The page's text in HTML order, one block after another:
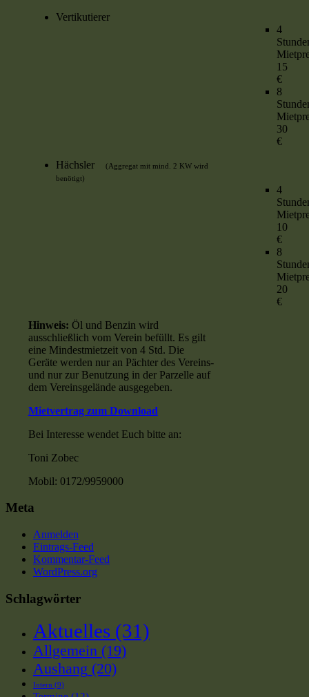
Vertikutierer
4
15
€
8
30
€
Hächsler
(Aggregat mit mind. 2 KW wird
benötigt)
4
10
€
8
20
€
Hinweis: Öl und Benzin wird
ausschließlich vom Verein befüllt. Es gilt
eine Mindestmietzeit von 4 Std. Die
Geräte werden nur an Pächter des Vereins-
und nur zur Benutzung in der Parzelle auf
dem Vereinsgelände ausgegeben.
Mietvertrag zum Download
Bei Interesse wendet Euch bitte an:
Toni Zobec
Mobil: 0172/9959000
Meta
Anmelden
Eintrags-Feed
Kommentar-Feed
WordPress.org
Schlagwörter
Aktuelles (31)
Allgemein (19)
Aushang (20)
Intern (9)